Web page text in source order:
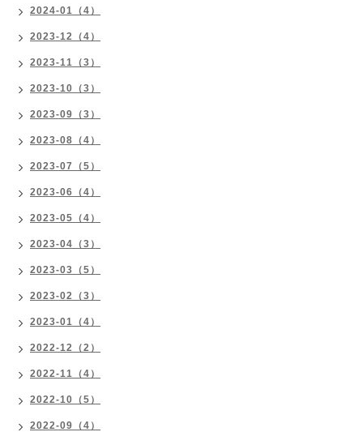
2024-01（4）
2023-12（4）
2023-11（3）
2023-10（3）
2023-09（3）
2023-08（4）
2023-07（5）
2023-06（4）
2023-05（4）
2023-04（3）
2023-03（5）
2023-02（3）
2023-01（4）
2022-12（2）
2022-11（4）
2022-10（5）
2022-09（4）